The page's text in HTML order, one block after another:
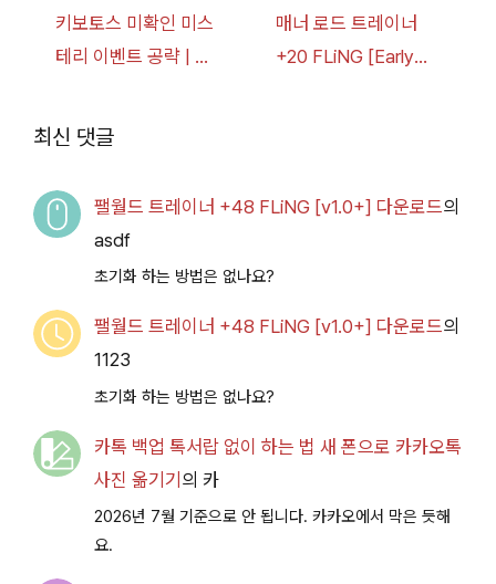
키보토스 미확인 미스
테리 이벤트 공략 | 블
매너 로드 트레이너
+20 FLiNG [Early
최신 댓글
팰월드 트레이너 +48 FLiNG [v1.0+] 다운로드의
asdf
초기화 하는 방법은 없나요?
팰월드 트레이너 +48 FLiNG [v1.0+] 다운로드의
1123
초기화 하는 방법은 없나요?
카톡 백업 톡서랍 없이 하는 법 새 폰으로 카카오톡
사진 옮기기 의 카
2026년 7월 기준으로 안 됩니다. 카카오에서 막은 듯해
요.